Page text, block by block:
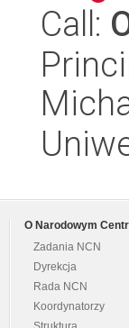
Call:
O Narodowym
Zadania NCN
Dyrekcja
Rada NCN
Koordynatorzy